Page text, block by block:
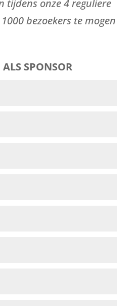
tijdens onze 4 reguliere
bezoekers te mogen
SPONSOR